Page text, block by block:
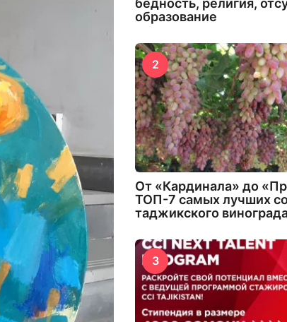
бедность, религия,
образование
2
От «Кардинала» до
ТОП-7 самых лучших
таджикского
3